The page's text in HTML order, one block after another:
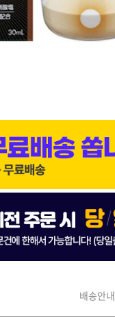
배송안내